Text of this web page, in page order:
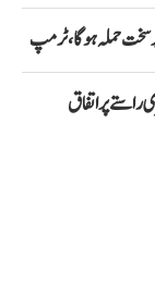
سخت حملہ ہوگا، ٹرمپ
پر اتفاق